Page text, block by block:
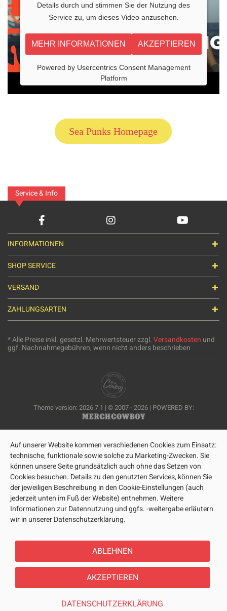
Details durch und stimmen Sie der Nutzung des
Service zu, um dieses Video anzusehen.
MEHR INFORMATIONEN AKZEPTIEREN
Powered by Usercentrics Consent Management
Platform
Sea Punks Homepage
Service & Info
INFORMATIONEN
SHOP SERVICE
VERSAND
ZAHLUNGSARTEN
* Alle Preise inkl. gesetzl. Mehrwertsteuer zzgl.Versandkosten und
ggf. Nachnahmegebühren, wenn nicht anders beschrieben
Theme version: 2026.7.1 | © 2007 - 2026 | POWERED BY:
Auf unserer Website kommen verschiedenen Cookies zum Einsatz:
technische, funktionale sowie solche zu Marketing-Zwecken. Sie
können unsere Seite grundsätzlich auch ohne das Setzen von
Cookies besuchen. Details zu den genutzten Services, können Sie
der jeweiligen Beschreibung in den Cookie-Einstellungen (auch
jederzeit unten im Fuß der Website) entnehmen. Weitere
Informationen zur Datennutzung und ggfs. -weitergabe erläutern
wir in unserer Datenschutzerklärung.
ABLEHNEN
AKZEPTIEREN
DATENSCHUTZERKLÄRUNG